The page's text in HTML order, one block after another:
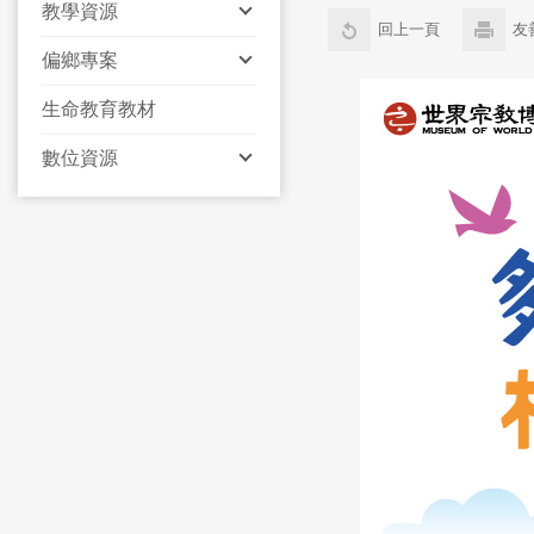
教學資源
偏鄉專案
生命教育教材
數位資源
回上一頁 友